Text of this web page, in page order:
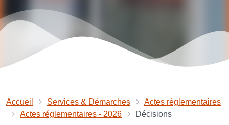
Accueil Services & Démarches
Actes réglementaires
Actes réglementaires - 2026
Décisions